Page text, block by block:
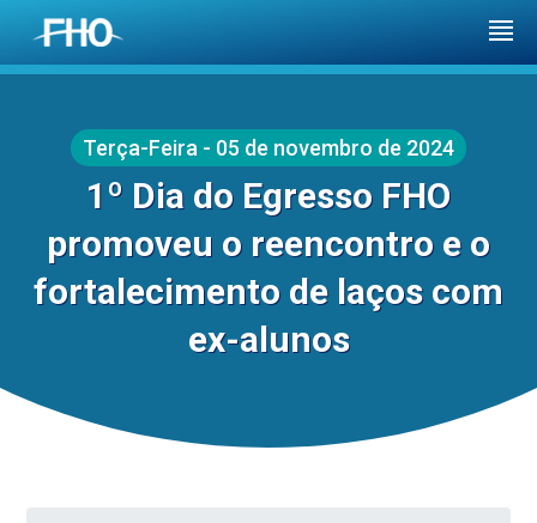
Terça-Feira - 05 de novembro de 2024
1º Dia do Egresso FHO
promoveu o reencontro e o
fortalecimento de laços com
ex-alunos